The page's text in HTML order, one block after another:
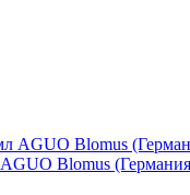
Blomus